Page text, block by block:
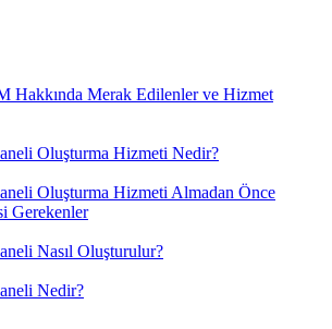
Hakkında Merak Edilenler ve Hizmet
Oluşturma Hizmeti Nedir?
Oluşturma Hizmeti Almadan Önce
Gerekenler
Nasıl Oluşturulur?
Nedir?